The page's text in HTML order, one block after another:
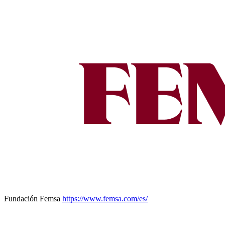
Fundación Femsa https://www.femsa.com/es/